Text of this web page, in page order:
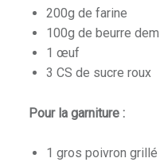
200g de farine
100g de beurre
1 œuf
3 CS de sucre roux
Pour la garniture :
1 gros poivron